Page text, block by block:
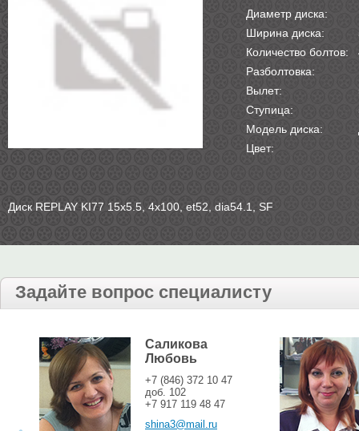
Диаметр диска:
Ширина диска:
Количество болтов:
Разболтовка:
Вылет:
Ступица:
Модель диска:
Цвет:
Диск REPLAY KI77 15х5.5, 4х100, et52, dia54.1, SF
Задайте вопрос специалисту
Саликова
Любовь
+7 (846) 372 10 47
доб. 102
+7 917 119 48 47
shina3@mail.ru